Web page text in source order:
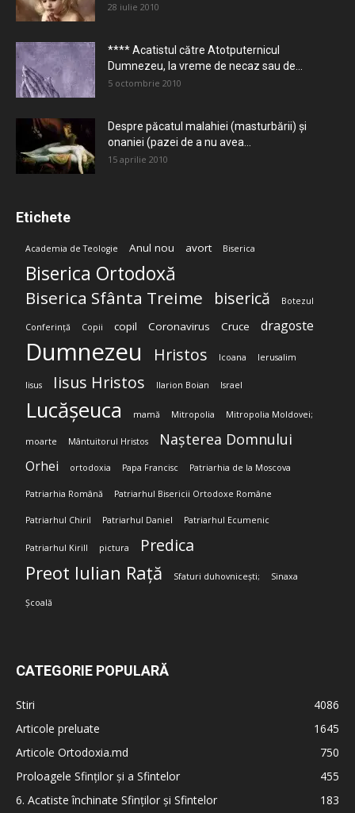
28 iulie 2010
**** Acatistul către Atotputernicul
Dumnezeu, la vreme de necaz sau de...
5 octombrie 2010
Despre păcatul malahiei (masturbării) şi
onaniei (pazei de a nu avea...
15 aprilie 2010
Etichete
Academia de Teologie Anul nou avort Biserica
Biserica Ortodoxă
Biserica Sfânta Treime biserică Botezul
Conferință Copii copil Coronavirus Cruce dragoste
Dumnezeu Hristos Icoana Ierusalim
Iisus Iisus Hristos Ilarion Boian Israel
Lucășeuca mamă Mitropolia Mitropolia Moldovei;
moarte Mântuitorul Hristos Nașterea Domnului
Orhei ortodoxia Papa Francisc Patriarhia de la Moscova
Patriarhia Română Patriarhul Bisericii Ortodoxe Române
Patriarhul Chiril Patriarhul Daniel Patriarhul Ecumenic
Patriarhul Kirill pictura Predica
Preot Iulian Rață Sfaturi duhovnicești; Sinaxa
Școală
CATEGORIE POPULARĂ
Stiri
4086
Articole preluate
1645
Articole Ortodoxia.md
750
Proloagele Sfinților și a Sfintelor
455
6. Acatiste închinate Sfinților și Sfintelor
183